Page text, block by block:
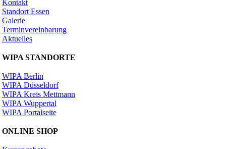
Kontakt
Standort Essen
Galerie
Terminvereinbarung
Aktuelles
WIPA STANDORTE
WIPA Berlin
WIPA Düsseldorf
WIPA Kreis Mettmann
WIPA Wuppertal
WIPA Portalseite
ONLINE SHOP